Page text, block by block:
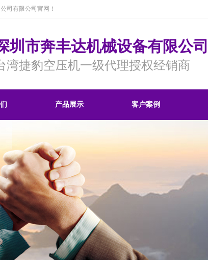
司有限公司官网！
圳市奔丰达机械设备有限公司
湾捷豹空压机一级代理授权经销商
产品展示 客户案例